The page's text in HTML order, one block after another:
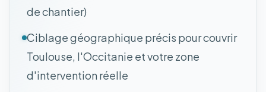
de chantier)
Ciblage géographique précis pour couvrir
Toulouse, l'Occitanie et votre zone
d'intervention réelle